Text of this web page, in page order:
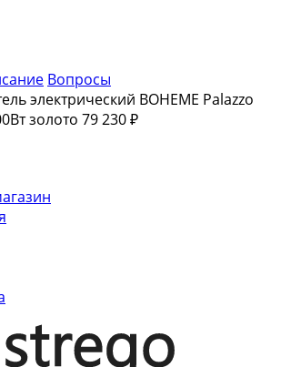
Вопросы
электрический BOHEME Palazzo
золото 79 230 ₽